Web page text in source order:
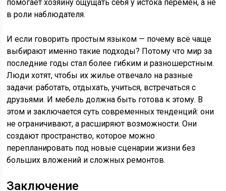
помогает хозяину ощущать себя у истока перемен, а не
в роли наблюдателя.
И если говорить простым языком — почему всё чаще
выбирают именно такие подходы? Потому что мир за
последние годы стал более гибким и разношерстным.
Люди хотят, чтобы их жилье отвечало на разные
задачи: работать, отдыхать, учиться, встречаться с
друзьями. И мебель должна быть готова к этому. В
этом и заключается суть современных тенденций: они
не ограничивают, а расширяют возможности. Они
создают пространство, которое можно
перепланировать под новые сценарии жизни без
больших вложений и сложных ремонтов.
Заключение